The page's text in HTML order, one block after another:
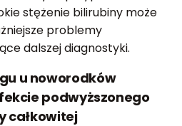
stężenie bilirubiny może
problemy
dalszej diagnostyki.
u noworodków
podwyższonego
całkowitej